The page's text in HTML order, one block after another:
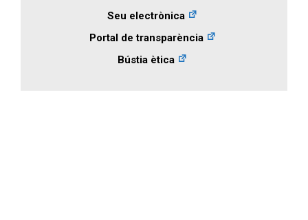
Seu electrònica
Portal de transparència
Bústia ètica